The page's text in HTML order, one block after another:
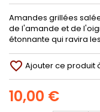
Amandes grillées
de l'amande et de
étonnante qui ravira
favorite_border Ajouter ce produit
10,00 €